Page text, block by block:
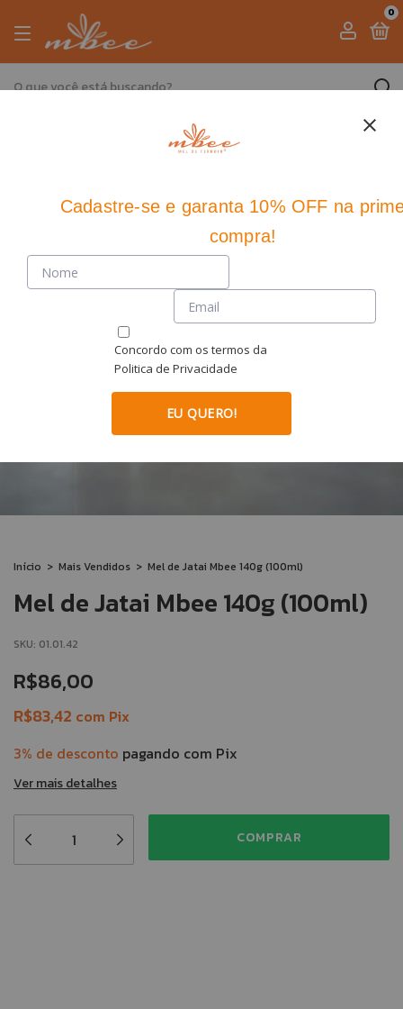
0
Início > Mais Vendidos > Mel de Jatai Mbee 140g (100ml)
Mel de Jatai Mbee 140g (100ml)
SKU: 01.01.42
R$86,00
R$83,42 com Pix
3% de desconto pagando com Pix
Ver mais detalhes
Cadastre-see garanta 10% OFF na
compra!
Concordo com os termos da
Politica de Privacidade
EU QUERO!